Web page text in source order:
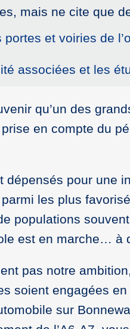
mais ne cite que
portes et voiries de
associées et les
qu’un des
en compte du
dépensés pour une
les plus
populations
est en marche… à
pas notre
soient engagées
sur